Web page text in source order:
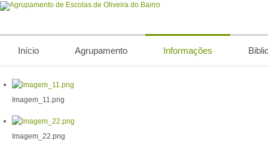
Início Agrupamento Informações
Imagem_11.png
Imagem_22.png